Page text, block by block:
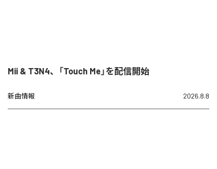
Mii & T3N4、「Touch Me」を配信開始
新曲情報 2026.8.8